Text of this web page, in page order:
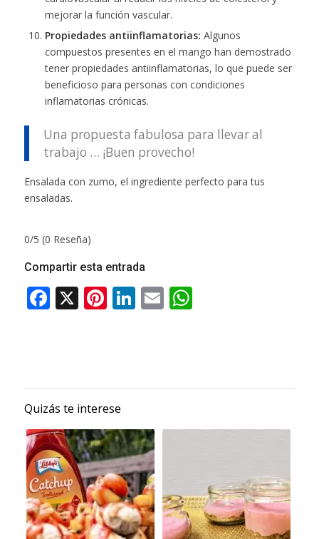
mejorar la función vascular.
Propiedades antiinflamatorias: Algunos
compuestos presentes en el mango han demostrado
tener propiedades antiinflamatorias, lo que puede ser
beneficioso para personas con condiciones
inflamatorias crónicas.
Una propuesta fabulosa para llevar al
trabajo … ¡Buen provecho!
Ensalada con zumo, el ingrediente perfecto para tus
ensaladas.
0/5 (0 Reseña)
Compartir esta entrada
Quizás te interese